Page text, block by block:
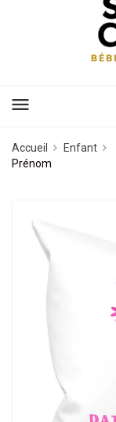
menu
Accueil Enfant
Prénom